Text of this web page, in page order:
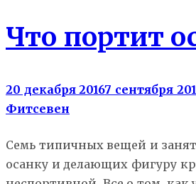
Что портит
20 декабря 20167 сентября
Фитсевен
Семь типичных вещей и
осанку и делающих фигуру